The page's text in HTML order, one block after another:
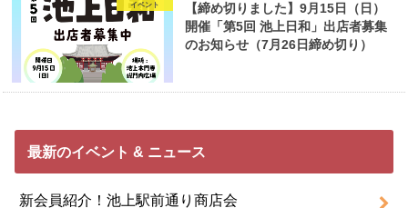
イベント
【締め切りました】9月15日（日）
開催「第5回 池上日和」出店者募集
のお知らせ（7月26日締め切り）
最新のイベント & ニュース
新会員紹介！池上駅前通り商店会